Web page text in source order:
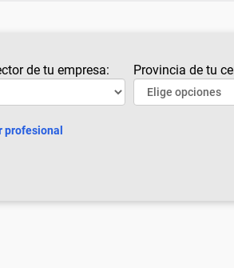
de tu empresa:
profesional
Provincia de tu